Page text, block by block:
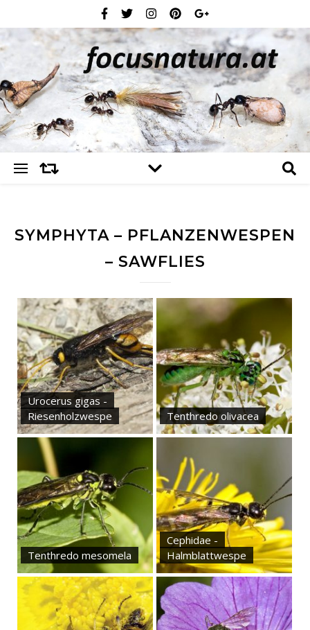
SYMPHYTA – PFLANZENWESPEN
– SAWFLIES
Urocerus gigas -
Riesenholzwespe
Tenthredo olivacea
Tenthredo mesomela
Cephidae -
Halmblattwespe